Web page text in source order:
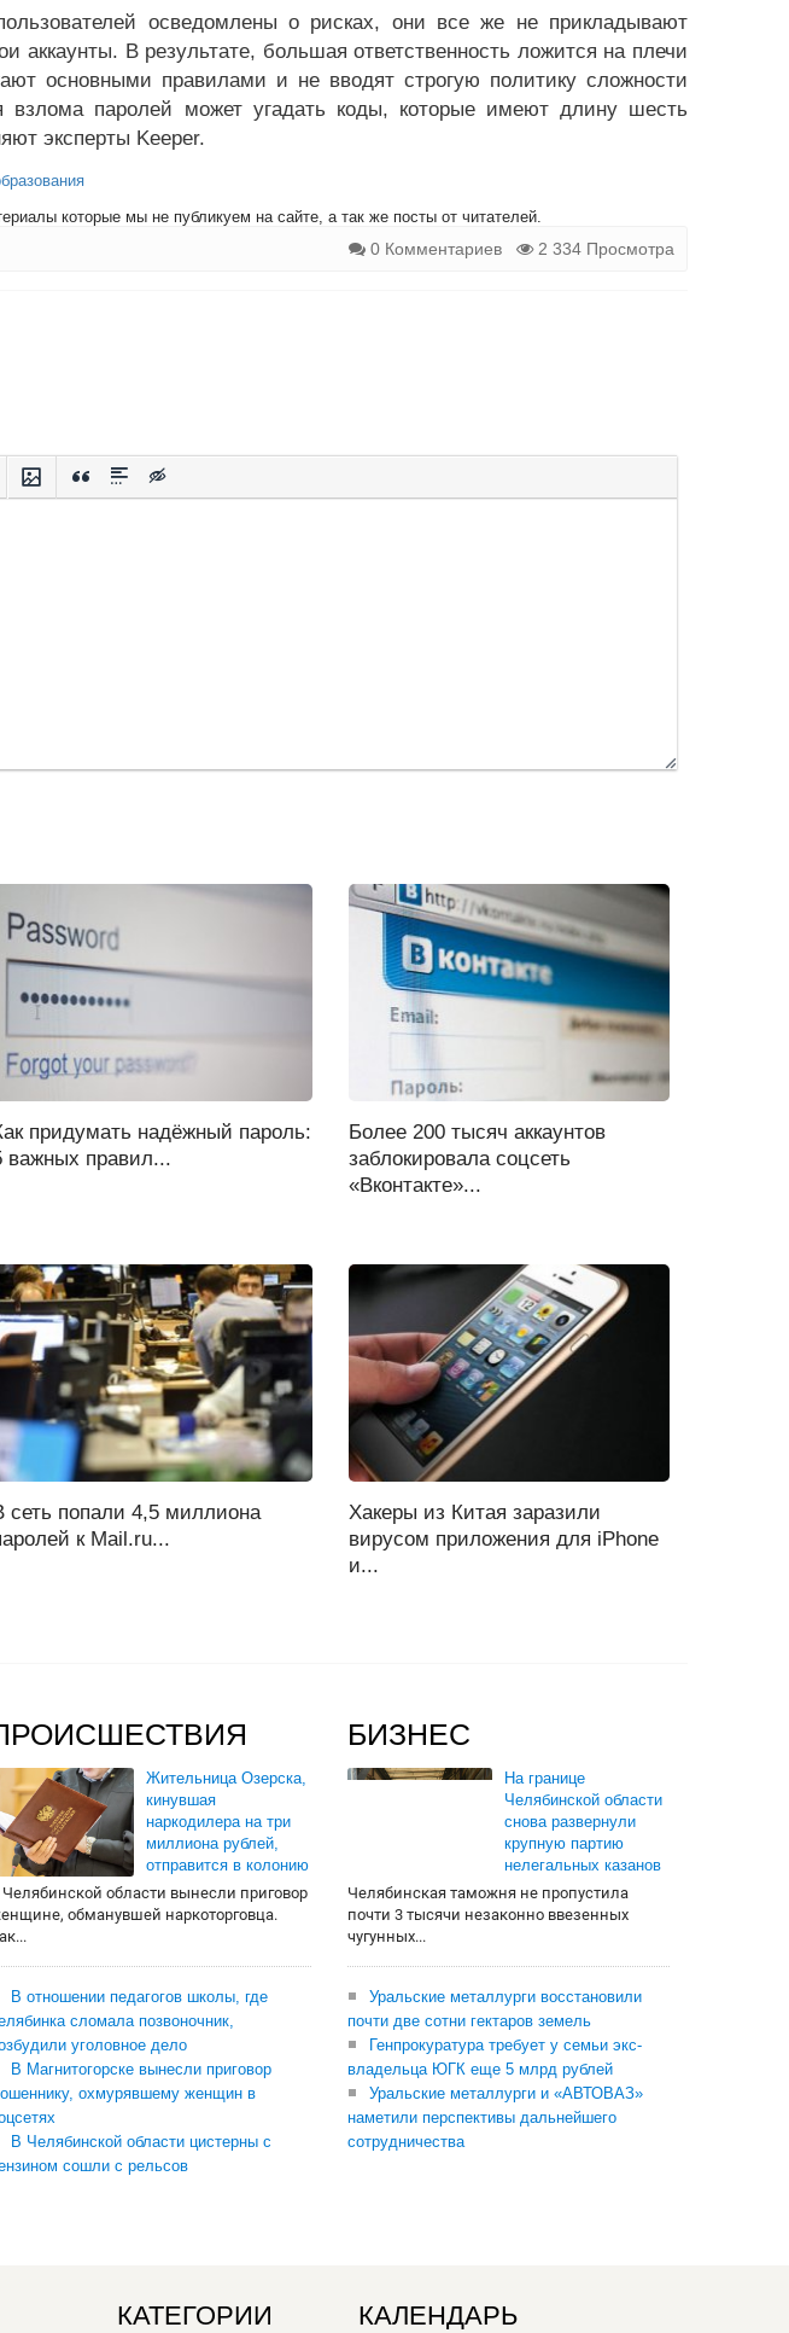
осведомлены о рисках, они все же не прикладывают
аккаунты. В результате, большая ответственность ложится на плечи
основными правилами и не вводят строгую политику сложности
взлома паролей может угадать коды, которые имеют длину шесть
эксперты Keeper.
которые мы не публикуем на сайте, а так же посты от читателей.
0 Комментариев 2 334 Просмотра
придумать надёжный пароль:
важных правил...
Более 200 тысяч аккаунтов
заблокировала соцсеть
«Вконтакте»...
сеть попали 4,5 миллиона
к Mail.ru...
Хакеры из Китая заразили
вирусом приложения для iPhone
и...
Жительница Озерска,
кинувшая
наркодилера на три
миллиона рублей,
отправится в колонию
Челябинской области вынесли приговор
обманувшей наркоторговца.
В отношении педагогов школы, где
сломала позвоночник,
уголовное дело
В Магнитогорске вынесли приговор
охмурявшему женщин в
В Челябинской области цистерны с
сошли с рельсов
БИЗНЕС
На границе
Челябинской области
снова развернули
крупную партию
нелегальных казанов
Челябинская таможня не пропустила
почти 3 тысячи незаконно ввезенных
чугунных...
Уральские металлурги восстановили
почти две сотни гектаров земель
Генпрокуратура требует у семьи экс-
владельца ЮГК еще 5 млрд рублей
Уральские металлурги и «АВТОВАЗ»
наметили перспективы дальнейшего
сотрудничества
КАТЕГОРИИ КАЛЕНДАРЬ